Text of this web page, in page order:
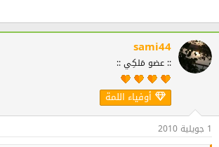
sami44
:: عضو مَلكِي ::
أوفياء اللمة
1 جويلية 2010